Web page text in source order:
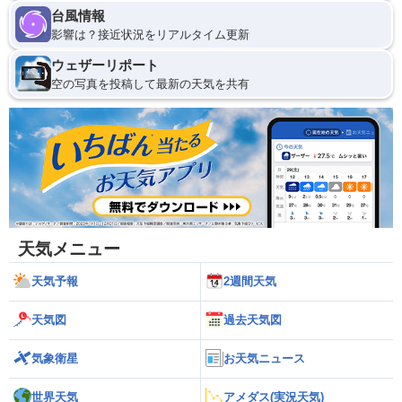
台風情報
影響は？接近状況をリアルタイム更新
ウェザーリポート
空の写真を投稿して最新の天気を共有
天気メニュー
天気予報 2週間天気
天気図 過去天気図
気象衛星 お天気ニュース
世界天気 アメダス(実況天気)